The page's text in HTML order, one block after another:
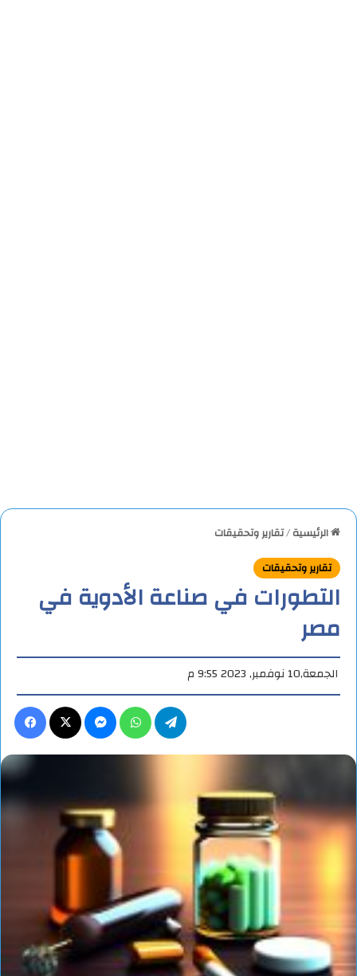
الرئيسية/تقارير وتحقيقات
تقارير وتحقيقات
التطورات في صناعة الأدوية في
مصر
الجمعة,10 نوفمبر, 2023 9:55 م
ماسنجر واتساب تيلقرام